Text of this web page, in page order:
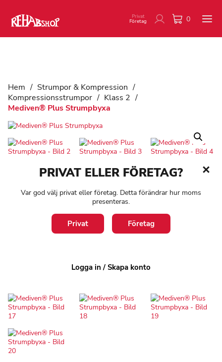
0
Privat
Företag
Hem / Strumpor & Kompression /
Kompressionsstrumpor / Klass 2 /
Mediven® Plus Strumpbyxa
PRIVAT ELLER FÖRETAG?
Var god välj privat eller företag. Detta förändrar hur moms
presenteras.
Privat Företag
Logga in / Skapa konto